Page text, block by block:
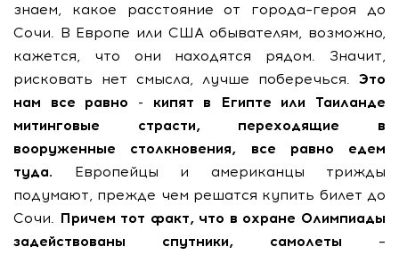
знаем, какое расстояние от города–героя до
Сочи. В Европе или США обывателям, возможно,
кажется, что они находятся рядом. Значит,
рисковать нет смысла, лучше поберечься. Это
нам все равно - кипят в Египте или Таиланде
митинговые страсти, переходящие в
вооруженные столкновения, все равно едем
туда. Европейцы и американцы трижды
подумают, прежде чем решатся купить билет до
Сочи. Причем тот факт, что в охране Олимпиады
задействованы спутники, самолеты –